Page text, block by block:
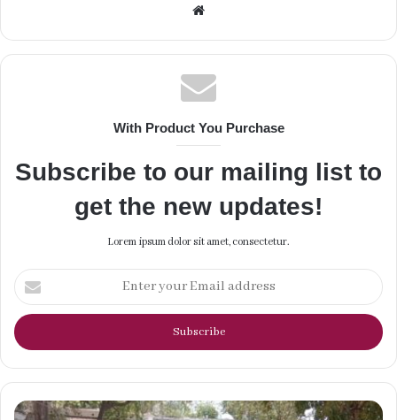
Website
With Product You Purchase
Subscribe to our mailing list to
get the new updates!
Lorem ipsum dolor sit amet, consectetur.
Enter
your
Email
address